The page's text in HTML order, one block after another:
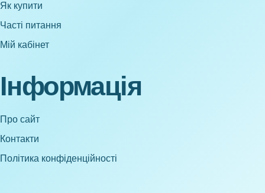
Як купити
Часті питання
Мій кабінет
Інформація
Про сайт
Контакти
Політика конфіденційності